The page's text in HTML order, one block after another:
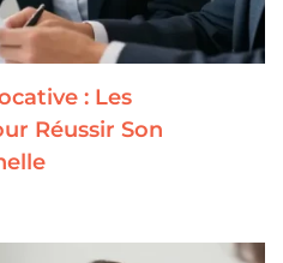
: Les
Réussir Son